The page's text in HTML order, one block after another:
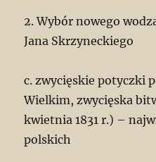
2. Wybór nowego
Jana Skrzyneckiego
c. zwycięskie potyczki
Wielkim, zwycięska
kwietnia 1831 r.) –
polskich